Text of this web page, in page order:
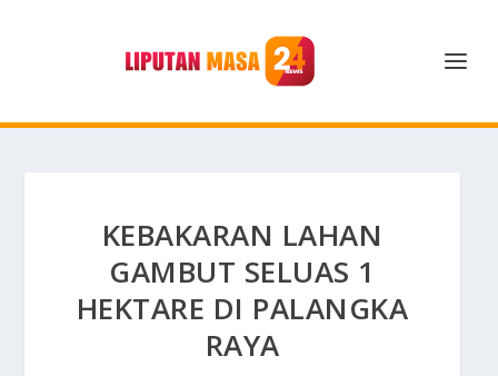
KEBAKARAN LAHAN
GAMBUT SELUAS 1
HEKTARE DI PALANGKA
RAYA